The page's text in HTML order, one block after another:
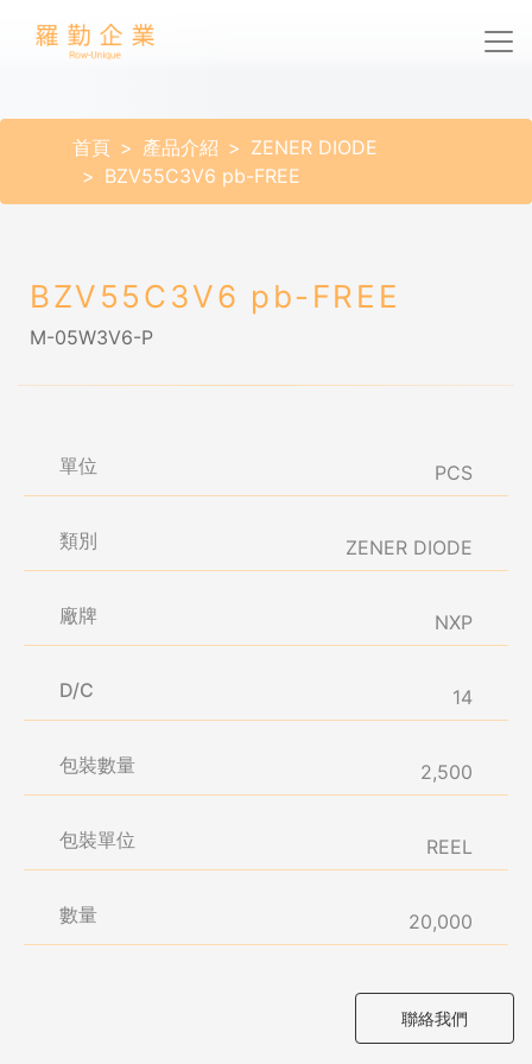
首頁 產品介紹
ZENER DIODE
BZV55C3V6 pb-FREE
BZV55C3V6 pb-FREE
M-05W3V6-P
單位 PCS
類別 ZENER DIODE
廠牌 NXP
D/C 14
包裝數量 2,500
包裝單位 REEL
數量 20,000
聯絡我們